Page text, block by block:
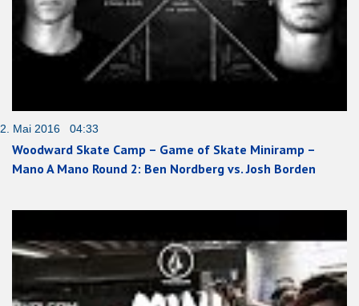
2. Mai 2016 04:33
Woodward Skate Camp – Game of Skate Miniramp –
Mano A Mano Round 2: Ben Nordberg vs. Josh Borden